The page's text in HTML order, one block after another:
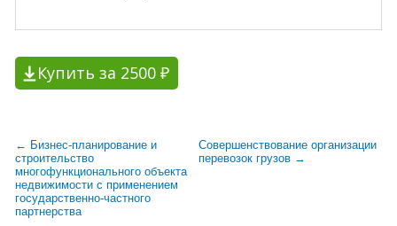
Купить за 2500 ₽
← Бизнес-планирование и
строительство
многофункционального объекта
недвижимости с применением
государственно-частного
партнерства
Совершенствование организации
перевозок грузов →